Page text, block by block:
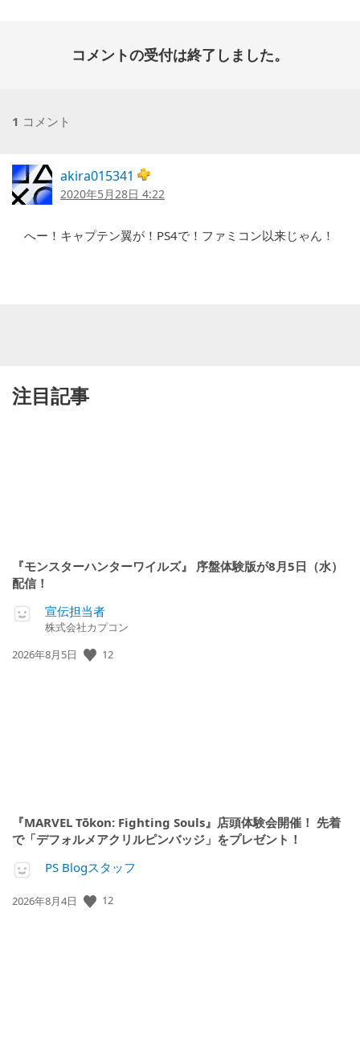
コメントの受付は終了しました。
1 コメント
akira015341
2020年5月28日 4:22
へー！キャプテン翼が！PS4で！ファミコン以来じゃん！
注目記事
『モンスターハンターワイルズ』 序盤体験版が8月5日（水）
配信！
宣伝担当者
株式会社カプコン
公
2026年8月5日 12
『MARVEL Tōkon: Fighting Souls』店頭体験会開催！ 先着
で「デフォルメアクリルピンバッジ」をプレゼント！
PS Blogスタッフ
公
2026年8月4日 12